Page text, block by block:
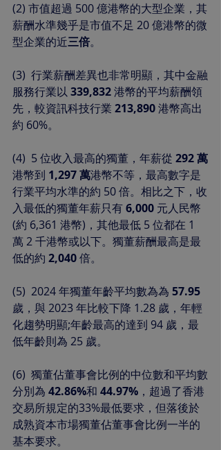
(2) 市值超過 500 億港幣的大型企業，其
薪酬水準幾乎是市值不足 20 億港幣的微
型企業的近三倍。
(3)  行業薪酬差異也非常明顯，其中金融
服務行業以 339,832 港幣的平均薪酬領
先，較資訊科技行業 213,890 港幣高出
約 60%。
(4)  5 位收入最高的獨董，年薪從 292萬
港幣到 1,297 萬港幣不等，最高數字是
行業平均水準的約 50 倍。相比之下，收
入最低的獨董年薪只有 6,000 元人民幣
(約 6,361 港幣)，其他最低 5 位都在 1
萬 2 千港幣或以下。獨董薪酬最高是最
低的約 2,040 倍。
(5)  2024 年獨董年齡平均數為為 57.95
歲，與 2023 年比較下降 1.28 歲，年輕
化趨勢明顯;年齡最高的達到 94 歲，最
低年齡則為 25 歲。
(6)  獨董佔董事會比例的中位數和平均數
分別為 42.86%和 44.97% ，超過了香港
交易所規定的33%最低要求，但落後於
成熟資本市場獨董佔董事會比例一半的
基本要求。